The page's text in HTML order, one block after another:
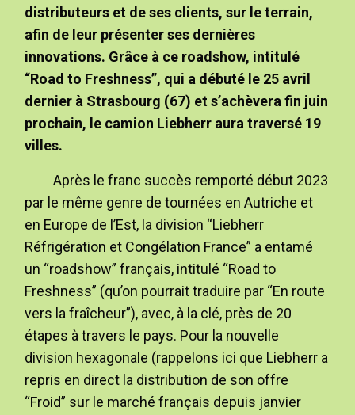
distributeurs et de ses clients, sur le terrain,
afin de leur présenter ses dernières
innovations. Grâce à ce roadshow, intitulé
“Road to Freshness”, qui a débuté le 25 avril
dernier à Strasbourg (67) et s’achèvera fin juin
prochain, le camion Liebherr aura traversé 19
villes.
Après le franc succès remporté début 2023
par le même genre de tournées en Autriche et
en Europe de l’Est, la division “Liebherr
Réfrigération et Congélation France” a entamé
un “roadshow” français, intitulé “Road to
Freshness” (qu’on pourrait traduire par “En route
vers la fraîcheur”), avec, à la clé, près de 20
étapes à travers le pays. Pour la nouvelle
division hexagonale (rappelons ici que Liebherr a
repris en direct la distribution de son offre
“Froid” sur le marché français depuis janvier